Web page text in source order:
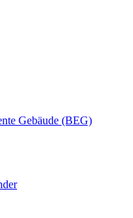
Gebäude (BEG)